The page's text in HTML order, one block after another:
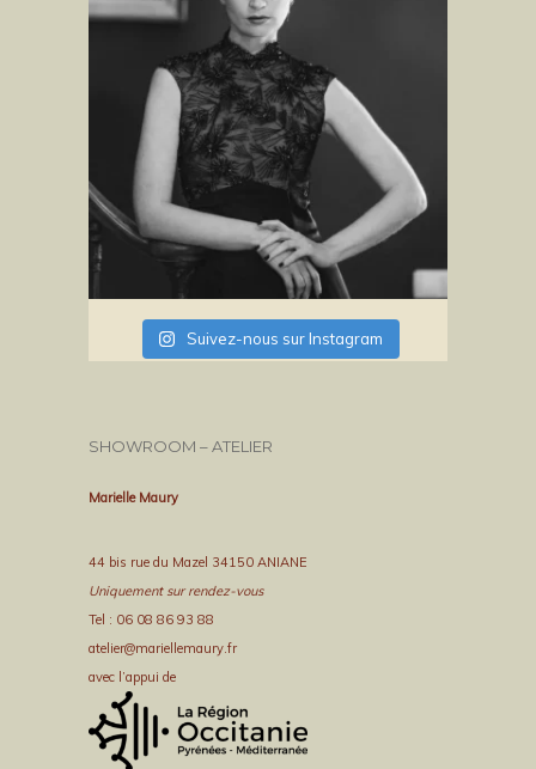
Suivez-nous sur Instagram
SHOWROOM – ATELIER
Marielle Maury
44 bis rue du Mazel 34150 ANIANE
Uniquement sur rendez-vous
Tel : 06 08 86 93 88
atelier@mariellemaury.fr
avec l’appui de